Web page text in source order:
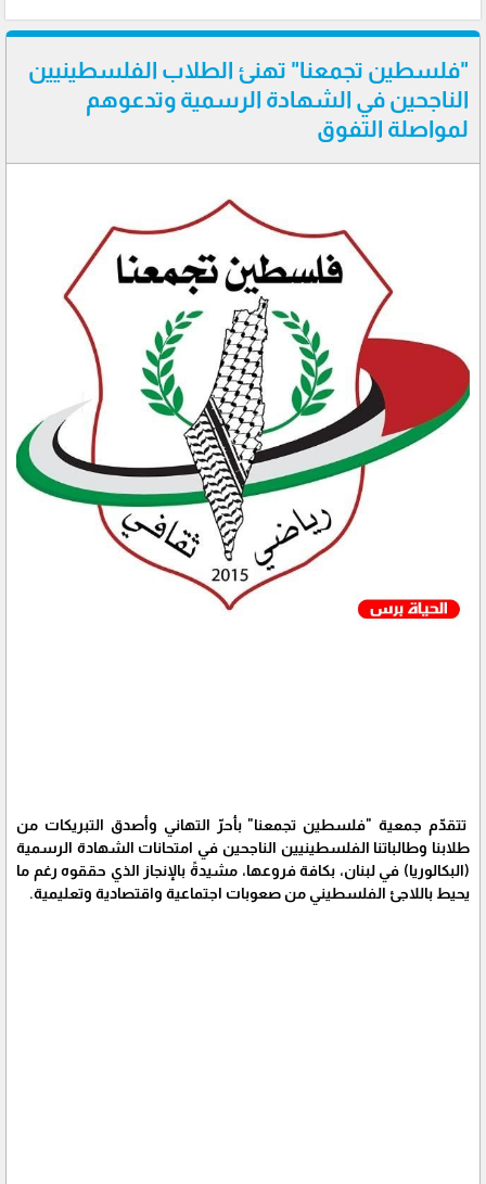
"فلسطين تجمعنا" تهنئ الطلاب الفلسطينيين
الناجحين في الشهادة الرسمية وتدعوهم
لمواصلة التفوق
تتقدّم جمعية "فلسطين تجمعنا" بأحرّ التهاني وأصدق التبريكات من
طلابنا وطالباتنا الفلسطينيين الناجحين في امتحانات الشهادة الرسمية
(البكالوريا) في لبنان، بكافة فروعها، مشيدةً بالإنجاز الذي حققوه رغم ما
يحيط باللاجئ الفلسطيني من صعوبات اجتماعية واقتصادية وتعليمية.